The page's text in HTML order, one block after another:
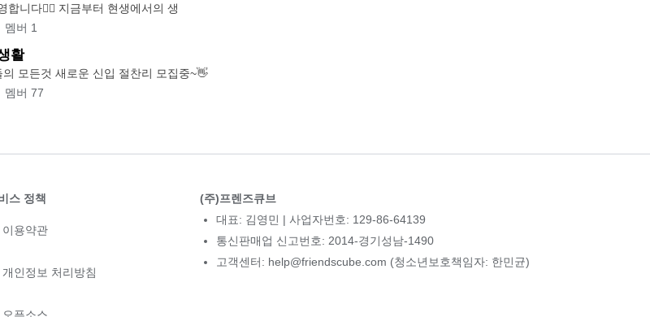
합니다🧝‍♀️ 지금부터 현생에서의 생
멤버 1
활
모든것 새로운 신입 절찬리 모집중~👋
멤버 77
스 정책
이용약관
개인정보 처리방침
(주)프렌즈큐브
대표: 김영민 | 사업자번호: 129-86-64139
통신판매업 신고번호: 2014-경기성남-1490
고객센터: help@friendscube.com (청소년보호책임자: 한민균)